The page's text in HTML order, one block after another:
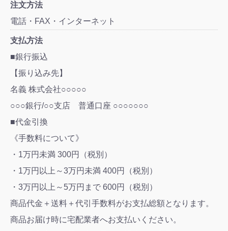
注文方法
電話・FAX・インターネット
支払方法
■銀行振込
【振り込み先】
名義 株式会社○○○○○
○○○銀行/○○支店 普通口座 ○○○○○○○
■代金引換
《手数料について》
・1万円未満 300円（税別）
・1万円以上～3万円未満 400円（税別）
・3万円以上～5万円まで 600円（税別）
商品代金＋送料＋代引手数料がお支払総額となります。
商品お届け時に宅配業者へお支払いください。